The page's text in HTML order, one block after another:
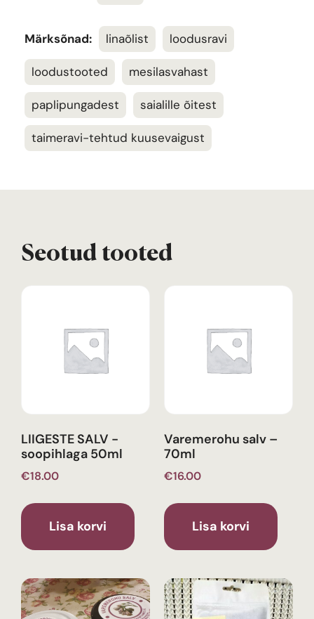
Märksõnad: linaõlist loodusravi
loodustooted mesilasvahast
paplipungadest saialille õitest
taimeravi-tehtud kuusevaigust
Seotud tooted
LIIGESTE SALV -
soopihlaga 50ml
€18.00
Lisa korvi
Varemerohu salv –
70ml
€16.00
Lisa korvi